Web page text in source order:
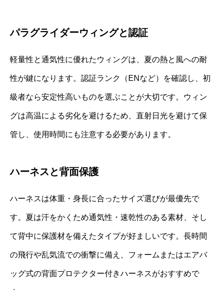
パラグライダーウィングと認証
軽量性と通気性に優れたウィングは、夏の熱と風への耐
性が鍵になります。認証ランク（ENなど）を確認し、初
級者なら安定性高いものを選ぶことが大切です。ウィン
グは高温による劣化を避けるため、直射日光を避けて保
管し、使用時間にも注意する必要があります。
ハーネスと背面保護
ハーネスは体重・身長に合ったサイズ選びが最優先で
す。夏は汗をかくため通気性・速乾性のある素材、そし
て背中に保護材を備えたタイプが好ましいです。長時間
の飛行や乱気流での衝撃に備え、フォームまたはエアバ
ッグ式の背面プロテクター付きハーネスがおすすめで